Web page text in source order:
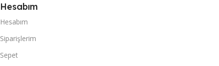
Hesabım
Hesabım
Siparişlerim
Sepet